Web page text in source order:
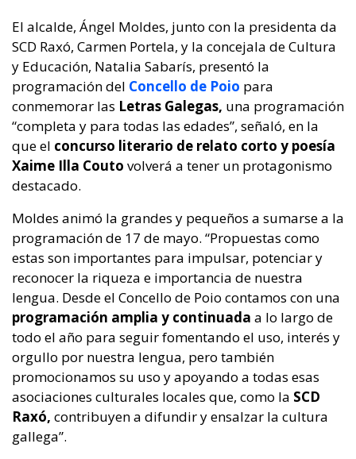
El alcalde, Ángel Moldes, junto con la presidenta da
SCD Raxó, Carmen Portela, y la concejala de Cultura
y Educación, Natalia Sabarís, presentó la
programación del Concello de Poio para
conmemorar las Letras Galegas, una programación
“completa y para todas las edades”, señaló, en la
que el concurso literario de relato corto y poesía
Xaime Illa Couto volverá a tener un protagonismo
destacado.
Moldes animó la grandes y pequeños a sumarse a la
programación de 17 de mayo. “Propuestas como
estas son importantes para impulsar, potenciar y
reconocer la riqueza e importancia de nuestra
lengua. Desde el Concello de Poio contamos con una
programación amplia y continuada a lo largo de
todo el año para seguir fomentando el uso, interés y
orgullo por nuestra lengua, pero también
promocionamos su uso y apoyando a todas esas
asociaciones culturales locales que, como la SCD
Raxó, contribuyen a difundir y ensalzar la cultura
gallega”.